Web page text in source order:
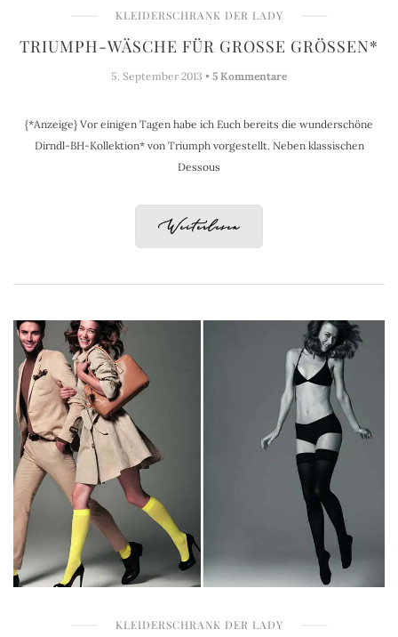
KLEIDERSCHRANK DER LADY
TRIUMPH-WÄSCHE FÜR GROSSE GRÖSSEN*
5. September 2013 • 5 Kommentare
{*Anzeige} Vor einigen Tagen habe ich Euch bereits die wunderschöne
Dirndl-BH-Kollektion* von Triumph vorgestellt. Neben klassischen
Dessous
Weiterlesen
KLEIDERSCHRANK DER LADY